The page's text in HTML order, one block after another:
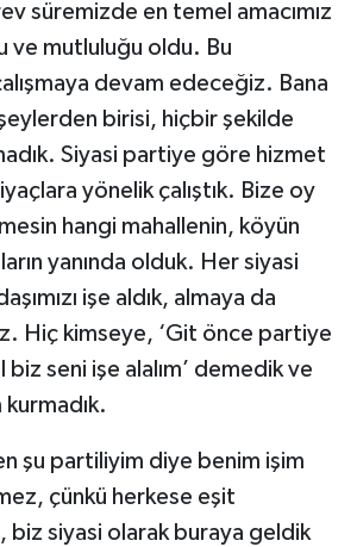
süremizde en temel amacımız
ve mutluluğu oldu. Bu
devam edeceğiz. Bana
birisi, hiçbir şekilde
Siyasi partiye göre hizmet
yönelik çalıştık. Bize oy
hangi mahallenin, köyün
yanında olduk. Her siyasi
işe aldık, almaya da
Hiç kimseye, ‘Git önce partiye
seni işe alalım’ demedik ve
şu partiliyim diye benim işim
çünkü herkese eşit
biz siyasi olarak buraya geldik